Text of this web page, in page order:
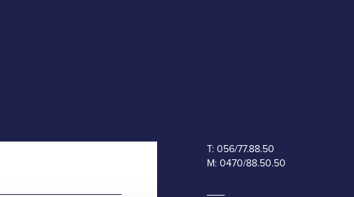
T: 056/77.88.50
M: 0470/88.50.50